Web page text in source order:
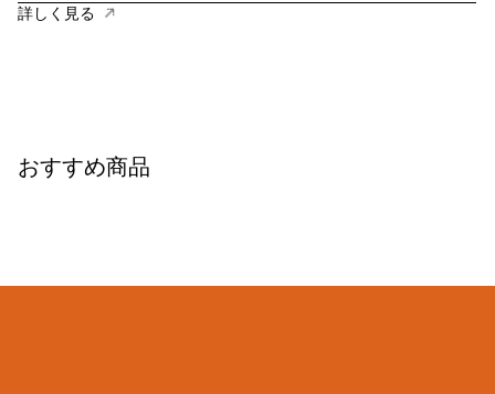
詳しく見る
おすすめ商品